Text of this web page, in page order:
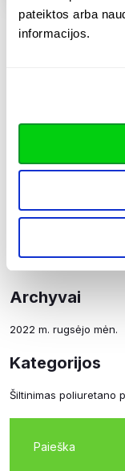
pateiktos arba
informacijos.
Paieška
Kokie šiltinimo
Kokia namo
Kokias poliuretano
Nėra komentarų.
Archyvai
2022 m. rugsėjo mėn.
Kategorijos
Šiltinimas poliuretano